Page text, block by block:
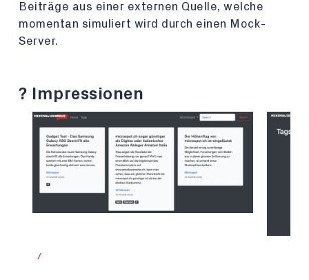
Beiträge aus einer externen Quelle, welche
momentan simuliert wird durch einen Mock-
Server.
? Impressionen
/